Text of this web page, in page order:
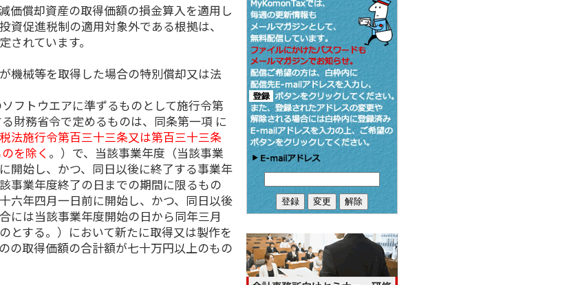
価償却資産の取得価額の損金算入を適用し
資促進税制の適用対象外である根拠は、
されています。
機械等を取得した場合の特別償却又は法
フトウエアに準ずるものとして施行令第
財務省令で定めるものは、同条第一項 に
法施行令第百三十三条又は第百三十三条
を除く 。）で、当該事業年度（当該事業
開始し、かつ、同日以後に終了する事業年
事業年度終了の日までの期間に限るもの
六年四月一日前に開始し、かつ、同日以後
には当該事業年度開始の日から同年三月
とする。）において新たに取得又は製作を
の取得価額の合計額が七十万円以上のもの